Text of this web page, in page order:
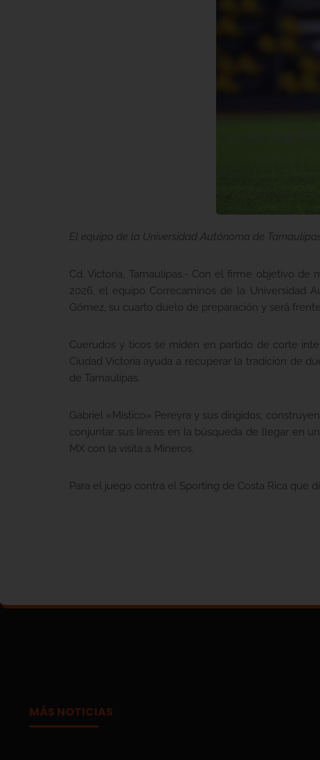
El equipo de la Universidad Autónoma de
Cd. Victoria, Tamaulipas.- Con el firme objetivo
2026, el equipo Correcaminos de la Universidad
Gómez, su cuarto duelo de preparación y será
Cuerudos y ticos se miden en partido de corte
Ciudad Victoria ayuda a recuperar la tradición de
de Tamaulipas.
Gabriel «Místico» Pereyra y sus dirigidos,
conjuntar sus líneas en la búsqueda de llegar en
MX con la visita a Mineros.
Para el juego contra el Sporting de Costa Rica que
MÁS NOTICIAS